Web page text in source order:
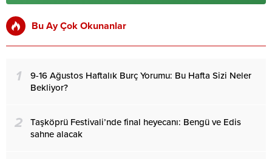
Bu Ay Çok Okunanlar
1
9-16 Ağustos Haftalık Burç Yorumu: Bu Hafta Sizi Neler
Bekliyor?
2
Taşköprü Festivali’nde final heyecanı: Bengü ve Edis
sahne alacak